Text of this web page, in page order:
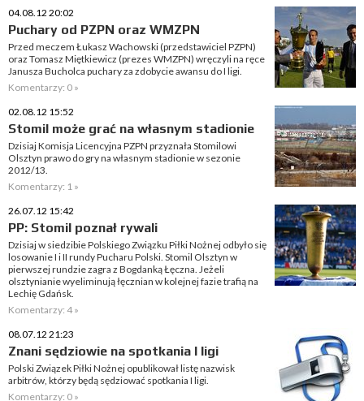
04.08.12 20:02
Puchary od PZPN oraz WMZPN
Przed meczem Łukasz Wachowski (przedstawiciel PZPN)
oraz Tomasz Miętkiewicz (prezes WMZPN) wręczyli na ręce
Janusza Bucholca puchary za zdobycie awansu do I ligi.
Komentarzy: 0 »
02.08.12 15:52
Stomil może grać na własnym stadionie
Dzisiaj Komisja Licencyjna PZPN przyznała Stomilowi
Olsztyn prawo do gry na własnym stadionie w sezonie
2012/13.
Komentarzy: 1 »
26.07.12 15:42
PP: Stomil poznał rywali
Dzisiaj w siedzibie Polskiego Związku Piłki Nożnej odbyło się
losowanie I i II rundy Pucharu Polski. Stomil Olsztyn w
pierwszej rundzie zagra z Bogdanką Łęczna. Jeżeli
olsztynianie wyeliminują łęcznian w kolejnej fazie trafią na
Lechię Gdańsk.
Komentarzy: 4 »
08.07.12 21:23
Znani sędziowie na spotkania I ligi
Polski Związek Piłki Nożnej opublikował listę nazwisk
arbitrów, którzy będą sędziować spotkania I ligi.
Komentarzy: 0 »